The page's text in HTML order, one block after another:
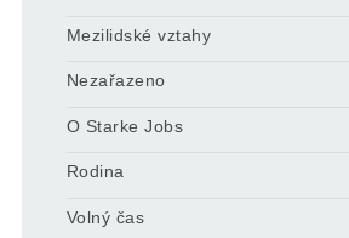
Mezilidské vztahy
Nezařazeno
O Starke Jobs
Rodina
Volný čas